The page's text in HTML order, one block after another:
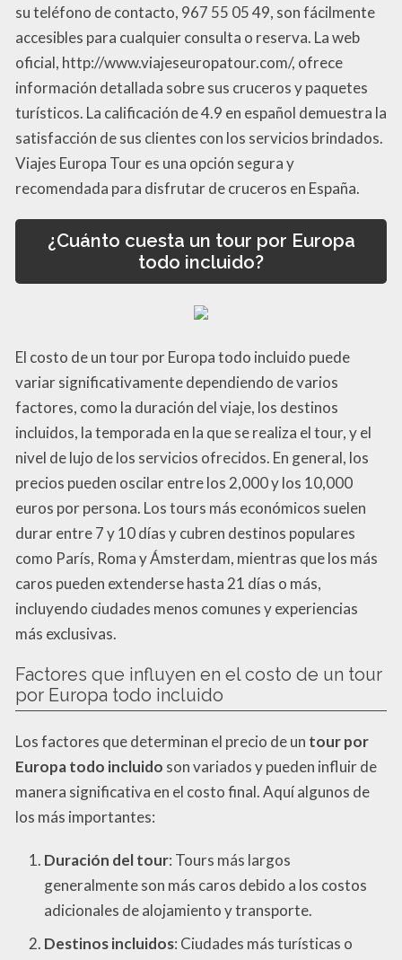
su teléfono de contacto, 967 55 05 49, son fácilmente
accesibles para cualquier consulta o reserva. La web
oficial, http://www.viajeseuropatour.com/, ofrece
información detallada sobre sus cruceros y paquetes
turísticos. La calificación de 4.9 en español demuestra la
satisfacción de sus clientes con los servicios brindados.
Viajes Europa Tour es una opción segura y
recomendada para disfrutar de cruceros en España.
¿Cuánto cuesta un tour por Europa
todo incluido?
El costo de un tour por Europa todo incluido puede
variar significativamente dependiendo de varios
factores, como la duración del viaje, los destinos
incluidos, la temporada en la que se realiza el tour, y el
nivel de lujo de los servicios ofrecidos. En general, los
precios pueden oscilar entre los 2,000 y los 10,000
euros por persona. Los tours más económicos suelen
durar entre 7 y 10 días y cubren destinos populares
como París, Roma y Ámsterdam, mientras que los más
caros pueden extenderse hasta 21 días o más,
incluyendo ciudades menos comunes y experiencias
más exclusivas.
Factores que influyen en el costo de un tour
por Europa todo incluido
Los factores que determinan el precio de un tour por
Europa todo incluido son variados y pueden influir de
manera significativa en el costo final. Aquí algunos de
los más importantes:
Duración del tour: Tours más largos
generalmente son más caros debido a los costos
adicionales de alojamiento y transporte.
Destinos incluidos: Ciudades más turísticas o